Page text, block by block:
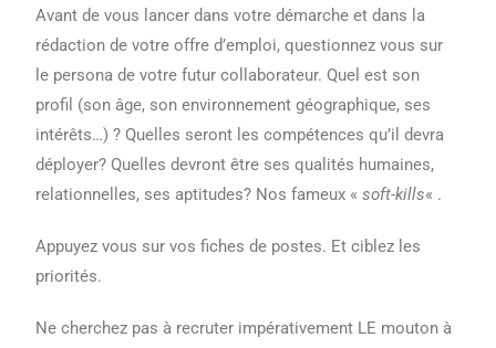
Avant de vous lancer dans votre démarche et dans la
rédaction de votre offre d’emploi, questionnez vous sur
le persona de votre futur collaborateur. Quel est son
profil (son âge, son environnement géographique, ses
intérêts…) ? Quelles seront les compétences qu’il devra
déployer? Quelles devront être ses qualités humaines,
relationnelles, ses aptitudes? Nos fameux «soft-kills« .
Appuyez vous sur vos fiches de postes. Et ciblez les
priorités.
Ne cherchez pas à recruter impérativement LE mouton à